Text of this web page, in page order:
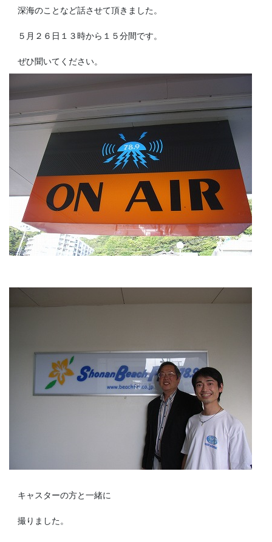
深海のことなど話させて頂きました。
５月２６日１３時から１５分間です。
ぜひ聞いてください。
キャスターの方と一緒に
撮りました。